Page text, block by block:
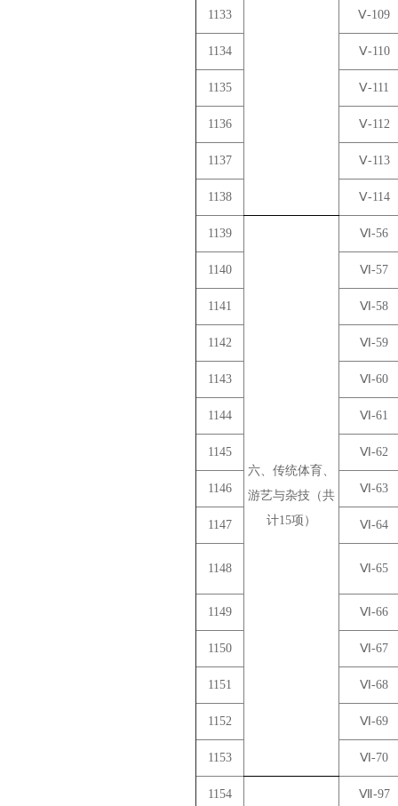
1133 Ⅴ-109
1134 Ⅴ-110
1135 Ⅴ-111
1136 Ⅴ-112
1137 Ⅴ-113
1138 Ⅴ-114
1139
六、传统体育、
游艺与杂技（共
计15项）
Ⅵ-56
1140 Ⅵ-57
1141 Ⅵ-58
1142 Ⅵ-59
1143 Ⅵ-60
1144 Ⅵ-61
1145 Ⅵ-62
1146 Ⅵ-63
1147 Ⅵ-64
1148 Ⅵ-65
1149 Ⅵ-66
1150 Ⅵ-67
1151 Ⅵ-68
1152 Ⅵ-69
1153 Ⅵ-70
1154 Ⅶ-97